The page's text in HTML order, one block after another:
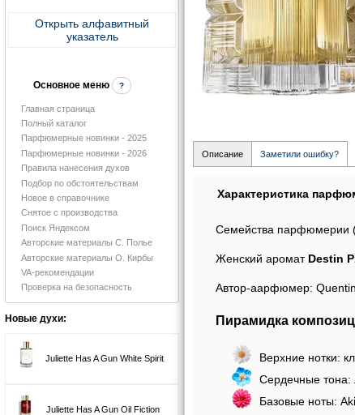
Открыть алфавитный
указатель
Основное меню ?
Главная страница
Полный каталог
Парфюмерные новинки - 2025
Парфюмерные новинки - 2026
Правила нанесения духов
Подбор по обстоятельствам
Новое в справочнике
Снятое с производства
Поиск Яндексом
Авторские материалы С. Полье
Авторские материалы О. Кирбы
VA-рекомендации
Проверка на безопасность
Новые духи:
Juliette Has A Gun White Spirit
Juliette Has A Gun Oil Fiction
Описание Заметили ошибку?
Характеристика
Семейства парфюмерии
Женский аромат Destin
Автор-аарфюмер: Quentin
Пирамидка
Верхние нотки:
Сердечные тона:
Базовые ноты: